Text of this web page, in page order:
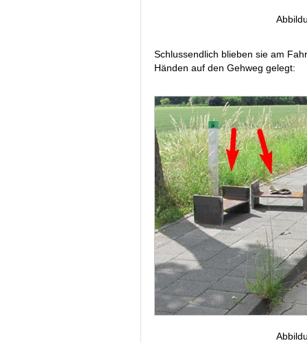
Schlussendlich blieben sie am
Händen auf den Gehweg gelegt: